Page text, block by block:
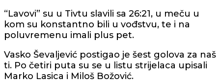
“Lavovi” su u Tivtu slavili sa 26:21, u meču u
kom su konstantno bili u vođstvu, te i na
poluvremenu imali plus pet.
Vasko Ševaljević postigao je šest golova za naš
ti. Po četiri puta su se u listu strijelaca upisali
Marko Lasica i Miloš Božović.